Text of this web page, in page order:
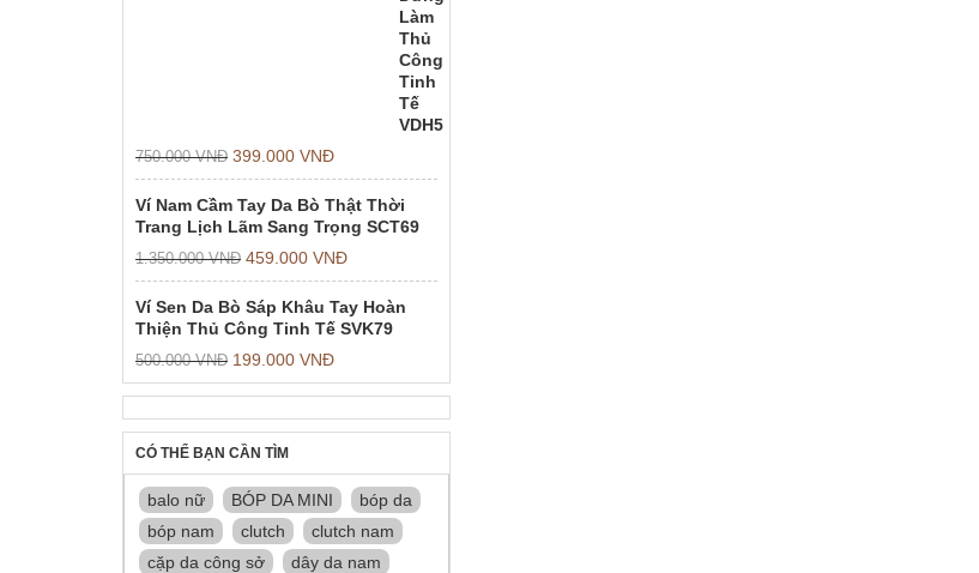
750.000VNĐ 399.000 VNĐ
Ví Nam Cầm Tay Da Bò Thật Thời
Trang Lịch Lãm Sang Trọng SCT69
1.350.000VNĐ 459.000 VNĐ
Ví Sen Da Bò Sáp Khâu Tay Hoàn
Thiện Thủ Công Tinh Tế SVK79
500.000VNĐ 199.000 VNĐ
CÓ THỂ BẠN CẦN TÌM
balo nữ BÓP DA MINI
bóp da
bóp nam
clutch
clutch nam
cặp da công sở
dây da nam